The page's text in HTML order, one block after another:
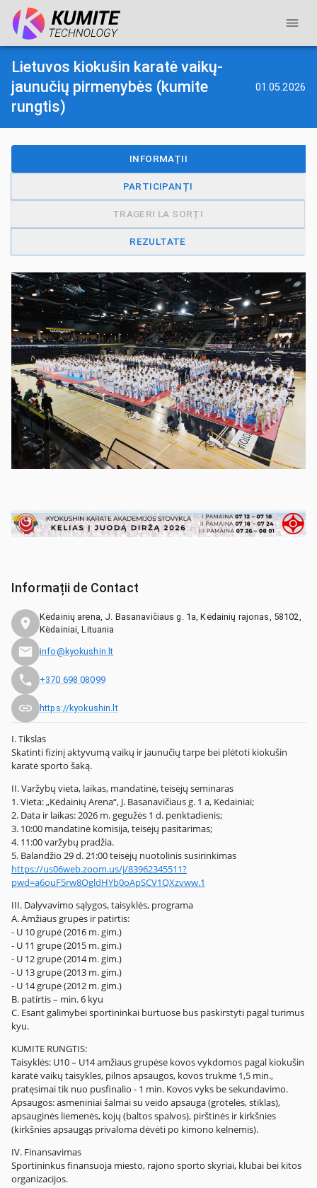
Lietuvos kiokušin karatė vaikų-
jaunučių pirmenybės (kumite
rungtis)
01.05.2026
INFORMAȚII
PARTICIPANȚI
TRAGERI LA SORȚI
REZULTATE
I. Tikslas
Skatinti fizinį aktyvumą vaikų ir jaunučių tarpe bei plėtoti kiokušin
karatė sporto šaką.
II. Varžybų vieta, laikas, mandatinė, teisėjų seminaras
1. Vieta: „Kėdainių Arena“, J. Basanavičiaus g. 1 a, Kėdainiai;
2. Data ir laikas: 2026 m. gegužės 1 d. penktadienis;
3. 10:00 mandatinė komisija, teisėjų pasitarimas;
4. 11:00 varžybų pradžia.
5. Balandžio 29 d. 21:00 teisėjų nuotolinis susirinkimas
https://us06web.zoom.us/j/83962345511?
pwd=a6ouF5rw8OgldHYb0oApSCV1QXzvww.1
III. Dalyvavimo sąlygos, taisyklės, programa
A. Amžiaus grupės ir patirtis:
- U 10 grupė (2016 m. gim.)
- U 11 grupė (2015 m. gim.)
- U 12 grupė (2014 m. gim.)
- U 13 grupė (2013 m. gim.)
- U 14 grupė (2012 m. gim.)
B. patirtis – min. 6 kyu
C. Esant galimybei sportininkai burtuose bus paskirstyti pagal turimus
kyu.
KUMITE RUNGTIS:
Taisyklės: U10 – U14 amžiaus grupėse kovos vykdomos pagal kiokušin
karatė vaikų taisykles, pilnos apsaugos, kovos trukmė 1,5 min.,
pratęsimai tik nuo pusfinalio - 1 min. Kovos vyks be sekundavimo.
Apsaugos: asmeniniai šalmai su veido apsauga (grotelės, stiklas),
apsauginės liemenės, kojų (baltos spalvos), pirštinės ir kirkšnies
(kirkšnies apsaugąs privaloma dėvėti po kimono kelnėmis).
IV. Finansavimas
Sportininkus finansuoja miesto, rajono sporto skyriai, klubai bei kitos
organizacijos.
Informații de Contact
Kėdainių arena, J. Basanavičiaus g. 1a, Kėdainių rajonas, 58102,
Kėdainiai, Lituania
info@kyokushin.lt
+370 698 08099
https://kyokushin.lt